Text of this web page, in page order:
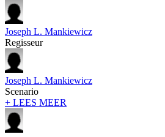
Joseph L. Mankiewicz
Regisseur
Joseph L. Mankiewicz
Scenario
+ LEES MEER